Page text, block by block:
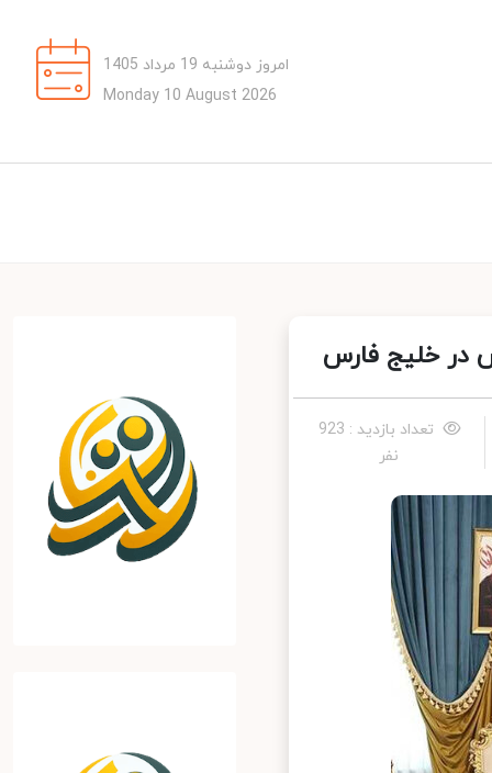
امروز دوشنبه 19 مرداد 1405
Monday 10 August 2026
در خلیج فارس
تعداد بازدید : 923
نفر